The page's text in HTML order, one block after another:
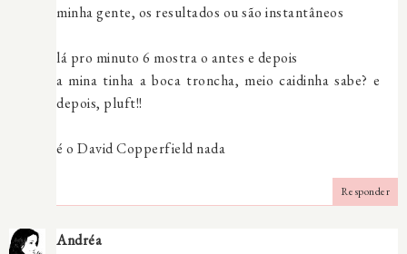
minha gente, os resultados ou são instantâneos
lá pro minuto 6 mostra o antes e depois
a mina tinha a boca troncha, meio caidinha sabe? e
depois, pluft!!
é o David Copperfield nada
Responder
Andréa